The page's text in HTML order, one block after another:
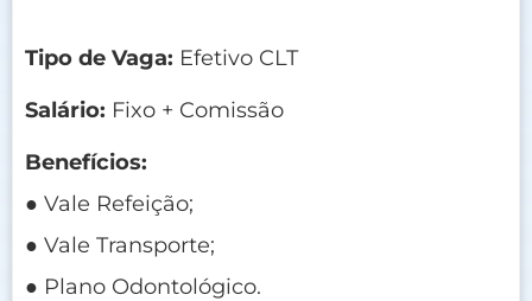
Tipo de Vaga: Efetivo CLT
Salário: Fixo + Comissão
Benefícios:
● Vale Refeição;
● Vale Transporte;
● Plano Odontológico.